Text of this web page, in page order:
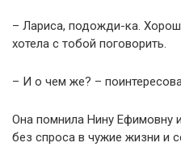
– Лариса, подожди-ка.
хотела с тобой поговорить.
– И о чем же? –
Она помнила Нину Ефимовну
без спроса в чужие жизни и